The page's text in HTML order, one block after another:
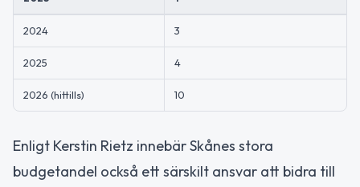
2024 3
2025 4
2026 (hittills) 10
Enligt Kerstin Rietz innebär Skånes stora
budgetandel också ett särskilt ansvar att bidra till